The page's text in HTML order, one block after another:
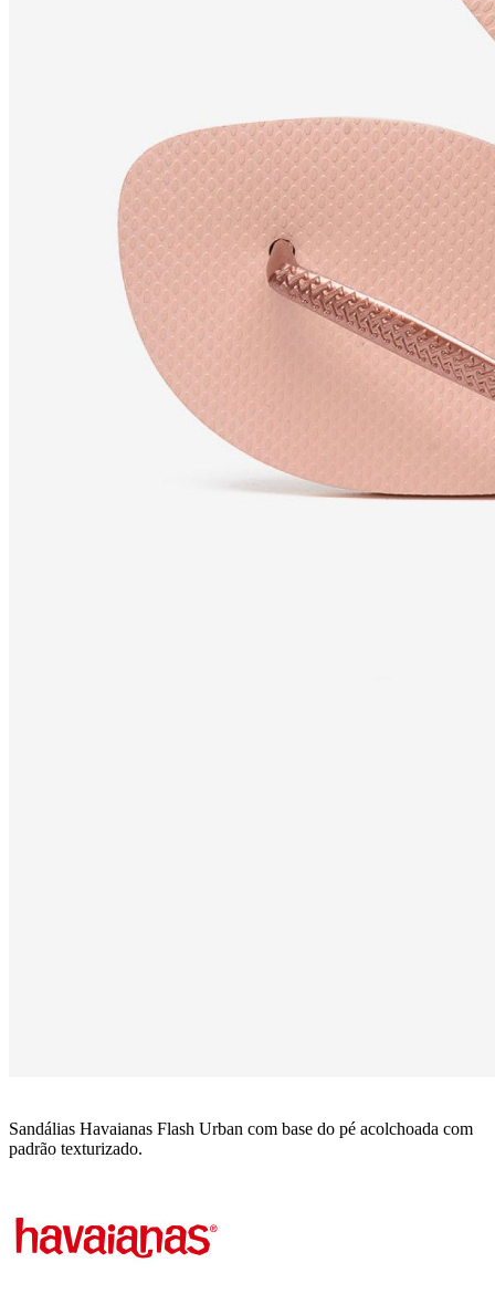
Sandálias Havaianas Flash Urban com base do pé acolchoada com
padrão texturizado.